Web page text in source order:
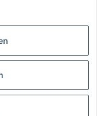
Choc Extreme Ø